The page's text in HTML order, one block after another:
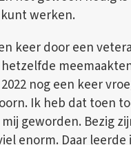
werken.
keer door een
nog een keer
Ik heb dat toen
geworden. Bezig
enorm. Daar